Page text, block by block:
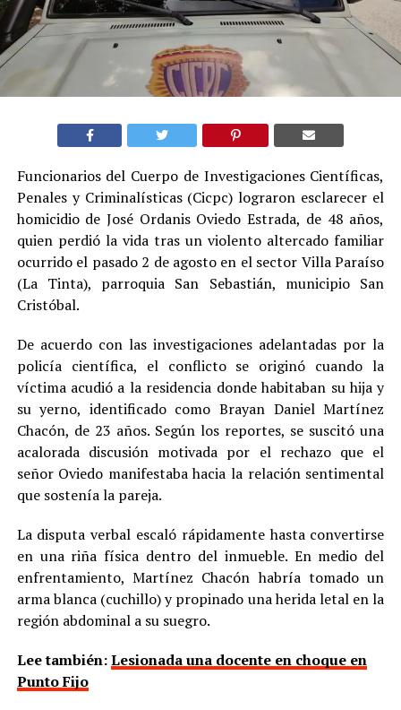
Funcionarios del Cuerpo de Investigaciones Científicas,
Penales y Criminalísticas (Cicpc) lograron esclarecer el
homicidio de José Ordanis Oviedo Estrada, de 48 años,
quien perdió la vida tras un violento altercado familiar
ocurrido el pasado 2 de agosto en el sector Villa Paraíso
(La Tinta), parroquia San Sebastián, municipio San
Cristóbal.
De acuerdo con las investigaciones adelantadas por la
policía científica, el conflicto se originó cuando la
víctima acudió a la residencia donde habitaban su hija y
su yerno, identificado como Brayan Daniel Martínez
Chacón, de 23 años. Según los reportes, se suscitó una
acalorada discusión motivada por el rechazo que el
señor Oviedo manifestaba hacia la relación sentimental
que sostenía la pareja.
La disputa verbal escaló rápidamente hasta convertirse
en una riña física dentro del inmueble. En medio del
enfrentamiento, Martínez Chacón habría tomado un
arma blanca (cuchillo) y propinado una herida letal en la
región abdominal a su suegro.
Lee también:Lesionada una docente en choque en
Punto Fijo